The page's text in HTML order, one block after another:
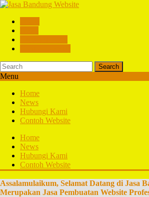
Search
Menu
Home
News
Hubungi Kami
Contoh Website
Home
News
Hubungi Kami
Contoh Website
Assalamulaikum, Selamat Datang di Jasa
Merupakan Jasa Pembuatan Website